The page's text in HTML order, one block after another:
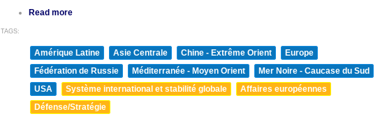
Read more
TAGS:
Amérique Latine Asie Centrale Chine - Extrême Orient
Europe
Fédération de Russie
Méditerranée - Moyen Orient
Mer Noire - Caucase du Sud
USA
Système international et stabilité globale
Affaires européennes
Défense/Stratégie